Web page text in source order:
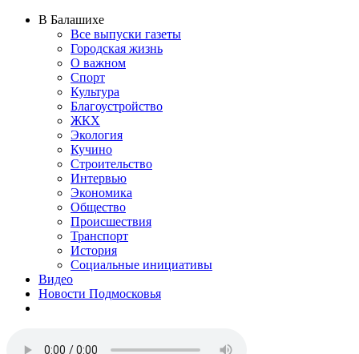
В Балашихе
Все выпуски газеты
Городская жизнь
О важном
Спорт
Культура
Благоустройство
ЖКХ
Экология
Кучино
Строительство
Интервью
Экономика
Общество
Происшествия
Транспорт
История
Социальные инициативы
Видео
Новости Подмосковья